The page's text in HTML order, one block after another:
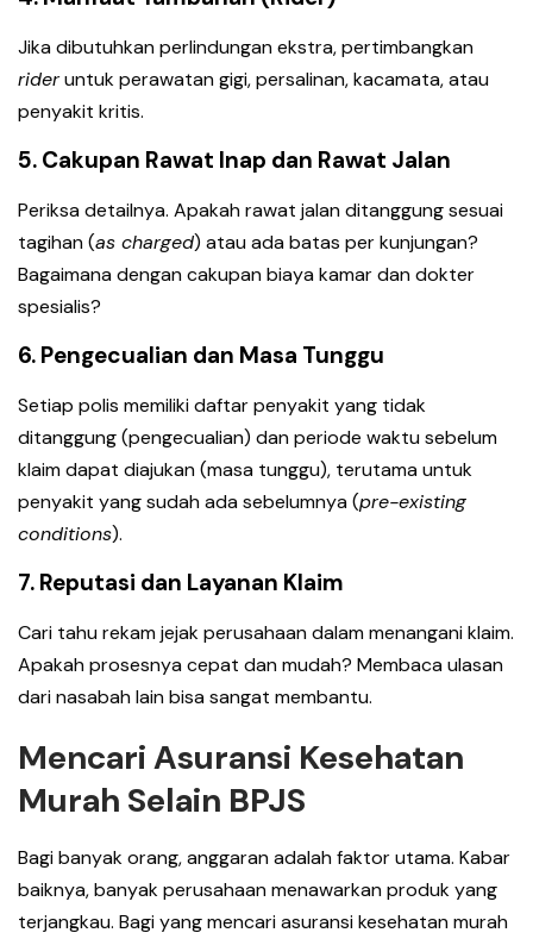
Jika dibutuhkan perlindungan ekstra, pertimbangkan
rideruntuk perawatan gigi, persalinan, kacamata, atau
penyakit kritis.
5. Cakupan Rawat Inap dan Rawat Jalan
Periksa detailnya. Apakah rawat jalan ditanggung sesuai
tagihan (as charged) atau ada batas per kunjungan?
Bagaimana dengan cakupan biaya kamar dan dokter
spesialis?
6. Pengecualian dan Masa Tunggu
Setiap polis memiliki daftar penyakit yang tidak
ditanggung (pengecualian) dan periode waktu sebelum
klaim dapat diajukan (masa tunggu), terutama untuk
penyakit yang sudah ada sebelumnya (pre-existing
conditions).
7. Reputasi dan Layanan Klaim
Cari tahu rekam jejak perusahaan dalam menangani klaim.
Apakah prosesnya cepat dan mudah? Membaca ulasan
dari nasabah lain bisa sangat membantu.
Mencari Asuransi Kesehatan
Murah Selain BPJS
Bagi banyak orang, anggaran adalah faktor utama. Kabar
baiknya, banyak perusahaan menawarkan produk yang
terjangkau. Bagi yang mencari asuransi kesehatan murah